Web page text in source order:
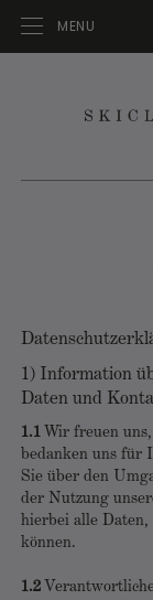
MENU
1) Information
Daten und
1.1 Wir freuen
bedanken uns für
Sie über den
der Nutzung
hierbei alle
können.
1.2